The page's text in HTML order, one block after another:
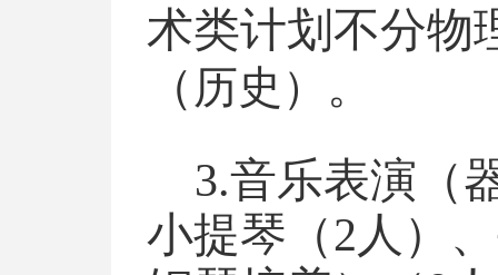
术类计划不分物
（ 历史） 。
3.音乐表演（
小提琴（2人）